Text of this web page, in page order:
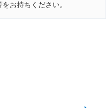
お持ちください。